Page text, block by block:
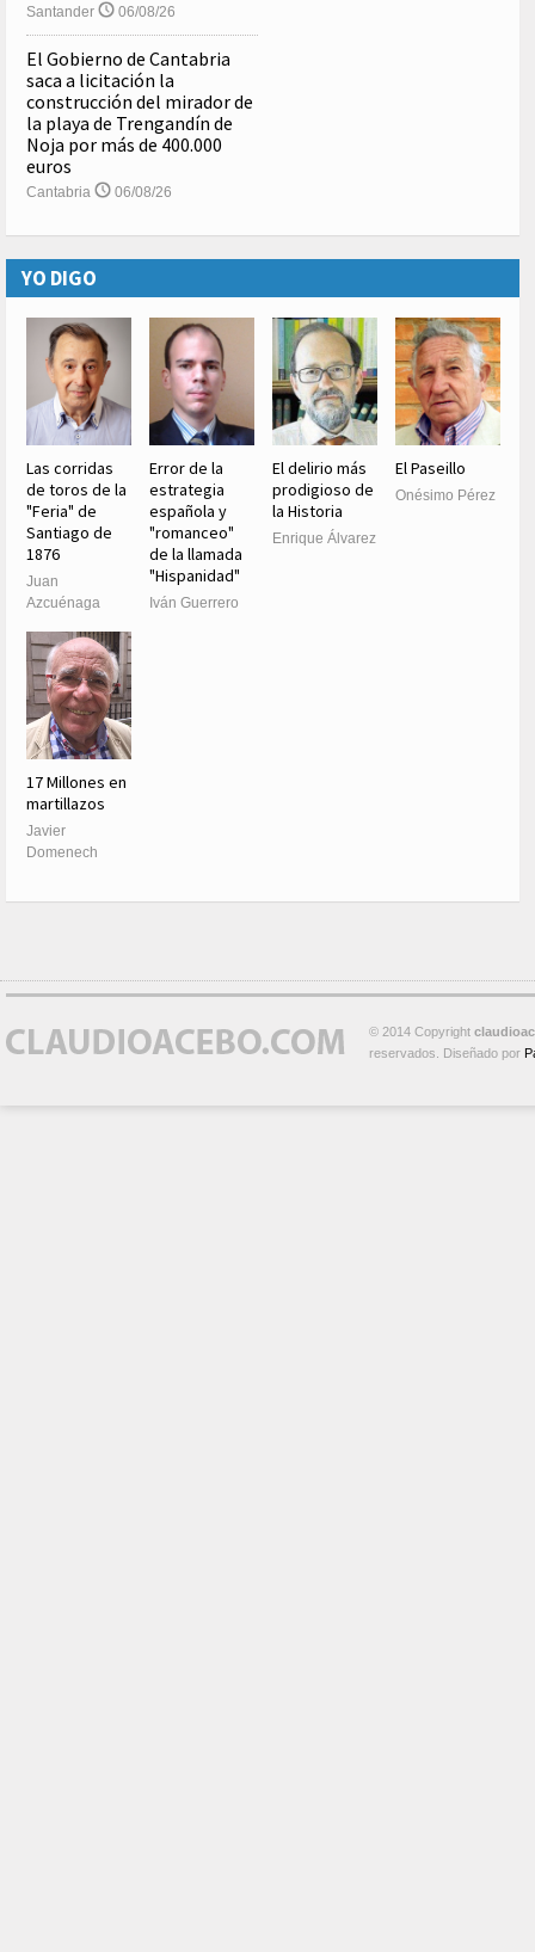
Santander 06/08/26
El Gobierno de Cantabria
saca a licitación la
construcción del mirador de
la playa de Trengandín de
Noja por más de 400.000
euros
Cantabria 06/08/26
YO DIGO
Las corridas
de toros de la
"Feria" de
Santiago de
1876
Juan
Azcuénaga
Error de la
estrategia
española y
"romanceo"
de la llamada
"Hispanidad"
Iván Guerrero
El delirio más
prodigioso de
la Historia
Enrique Álvarez
El Paseillo
Onésimo Pérez
17 Millones en
martillazos
Javier
Domenech
© 2014 Copyright
reservados. Diseñado por